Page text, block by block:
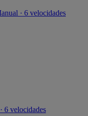
· 6 velocidades
6 velocidades